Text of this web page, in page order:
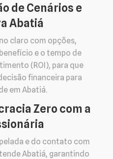
de Cenários e
Abatiá
claro com opções,
e o tempo de
(ROI), para que
financeira para
em Abatiá.
Zero com a
e do contato com
Abatiá, garantindo